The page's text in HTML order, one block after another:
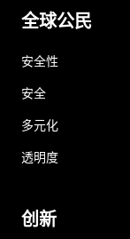
全球公民
安全性
安全
多元化
透明度
创新